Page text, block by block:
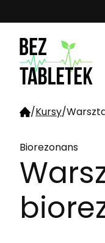
/Kursy/
Biorezonans